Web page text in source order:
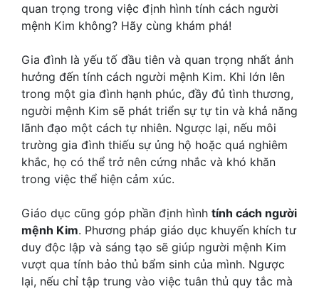
quan trọng trong việc định hình tính cách người
mệnh Kim không? Hãy cùng khám phá!
Gia đình là yếu tố đầu tiên và quan trọng nhất ảnh
hưởng đến tính cách người mệnh Kim. Khi lớn lên
trong một gia đình hạnh phúc, đầy đủ tình thương,
người mệnh Kim sẽ phát triển sự tự tin và khả năng
lãnh đạo một cách tự nhiên. Ngược lại, nếu môi
trường gia đình thiếu sự ủng hộ hoặc quá nghiêm
khắc, họ có thể trở nên cứng nhắc và khó khăn
trong việc thể hiện cảm xúc.
Giáo dục cũng góp phần định hình tính cách người
mệnh Kim. Phương pháp giáo dục khuyến khích tư
duy độc lập và sáng tạo sẽ giúp người mệnh Kim
vượt qua tính bảo thủ bẩm sinh của mình. Ngược
lại, nếu chỉ tập trung vào việc tuân thủ quy tắc mà